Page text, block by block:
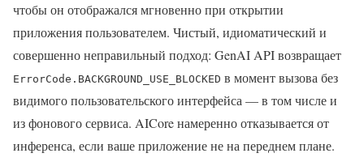
чтобы он отображался мгновенно при открытии
приложения пользователем. Чистый, идиоматический и
совершенно неправильный подход: GenAI API возвращает
ErrorCode.BACKGROUND_USE_BLOCKED в момент вызова без
видимого пользовательского интерфейса — в том числе и
из фонового сервиса. AICore намеренно отказывается от
инференса, если ваше приложение не на переднем плане.